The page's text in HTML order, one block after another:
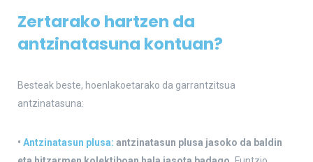
Zertarako hartzen da
antzinatasuna kontuan?
Besteak beste, hoenlakoetarako da garrantzitsua
antzinatasuna:
• Antzinatasun plusa: antzinatasun plusa jasoko da baldin